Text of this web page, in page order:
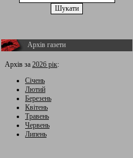
Архів газети
Архів за 2026 рік:
Січень
Лютий
Березень
Квітень
Травень
Червень
Липень